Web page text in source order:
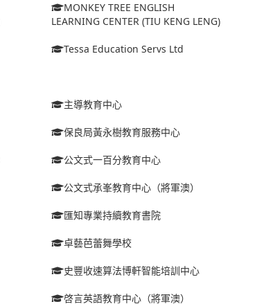
MONKEY TREE ENGLISH
LEARNING CENTER (TIU KENG LENG)
Tessa Education Servs Ltd
主導教育中心
保良局黃永樹教育服務中心
公文式一百分教育中心
公文式承峯教育中心（將軍澳）
匯知專業持續教育書院
卓藝芭蕾舞學校
史豐收速算法博軒智能培訓中心
啓言英語教育中心（將軍澳）